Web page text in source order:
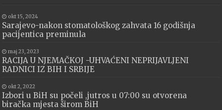
okt 15, 2024
Sarajevo-nakon stomatološkog zahvata 16 godišnja
pacijentica preminula
maj 23, 2023
RACIJA U NJEMAČKOJ -UHVAĆENI NEPRIJAVLJENI
RADNICI IZ BIH I SRBIJE
okt 2, 2022
Izbori u BiH su počeli ,jutros u 07:00 su otvorena
biračka mjesta širom BiH